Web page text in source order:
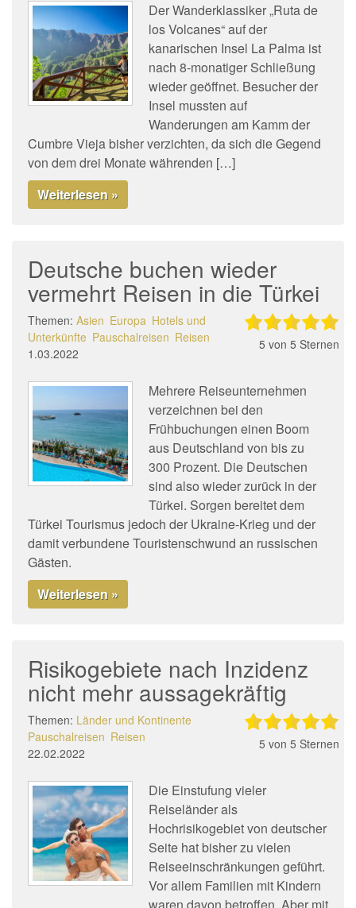
Der Wanderklassiker „Ruta de
los Volcanes“ auf der
kanarischen Insel La Palma ist
nach 8-monatiger Schließung
wieder geöffnet. Besucher der
Insel mussten auf
Wanderungen am Kamm der
Cumbre Vieja bisher verzichten, da sich die Gegend
von dem drei Monate währenden […]
Weiterlesen »
Deutsche buchen wieder
vermehrt Reisen in die Türkei
Themen: Asien Europa Hotels und
Unterkünfte Pauschalreisen Reisen
1.03.2022
5 von 5 Sternen
Mehrere Reiseunternehmen
verzeichnen bei den
Frühbuchungen einen Boom
aus Deutschland von bis zu
300 Prozent. Die Deutschen
sind also wieder zurück in der
Türkei. Sorgen bereitet dem
Türkei Tourismus jedoch der Ukraine-Krieg und der
damit verbundene Touristenschwund an russischen
Gästen.
Weiterlesen »
Risikogebiete nach Inzidenz
nicht mehr aussagekräftig
Themen: Länder und Kontinente
Pauschalreisen Reisen
22.02.2022
5 von 5 Sternen
Die Einstufung vieler
Reiseländer als
Hochrisikogebiet von deutscher
Seite hat bisher zu vielen
Reiseeinschränkungen geführt.
Vor allem Familien mit Kindern